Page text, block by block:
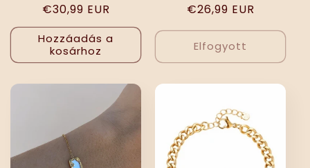
Normál
ár
€30,99 EUR
Hozzáadás a
kosárhoz
Normál
€26,99 EUR
Elfogyott